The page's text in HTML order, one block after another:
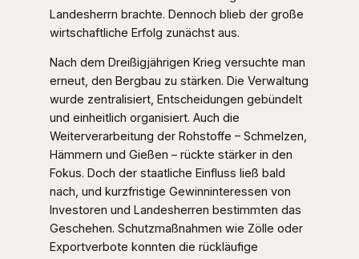
Landesherrn brachte. Dennoch blieb der große
wirtschaftliche Erfolg zunächst aus.
Nach dem Dreißigjährigen Krieg versuchte man
erneut, den Bergbau zu stärken. Die Verwaltung
wurde zentralisiert, Entscheidungen gebündelt
und einheitlich organisiert. Auch die
Weiterverarbeitung der Rohstoffe – Schmelzen,
Hämmern und Gießen – rückte stärker in den
Fokus. Doch der staatliche Einfluss ließ bald
nach, und kurzfristige Gewinninteressen von
Investoren und Landesherren bestimmten das
Geschehen. Schutzmaßnahmen wie Zölle oder
Exportverbote konnten die rückläufige